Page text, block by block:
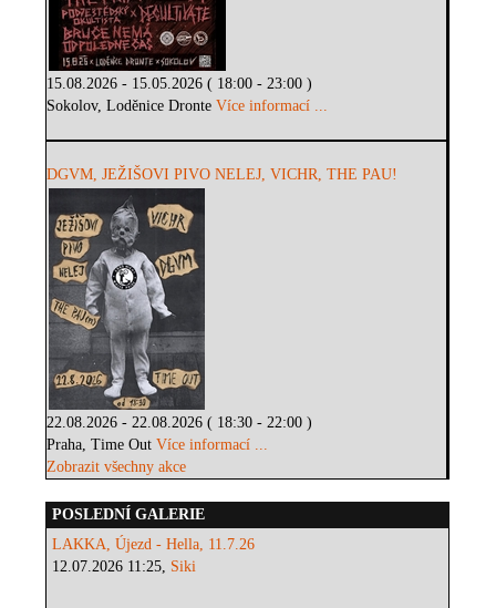
15.08.2026 - 15.05.2026 ( 18:00 - 23:00 )
Sokolov, Loděnice DronteVíce informací ...
DGVM, JEŽIŠOVI PIVO NELEJ, VICHR, THE PAU!
22.08.2026 - 22.08.2026 ( 18:30 - 22:00 )
Praha, Time OutVíce informací ...
Zobrazit všechny akce
POSLEDNÍ GALERIE
LAKKA, Újezd - Hella, 11.7.26
12.07.2026 11:25, Siki